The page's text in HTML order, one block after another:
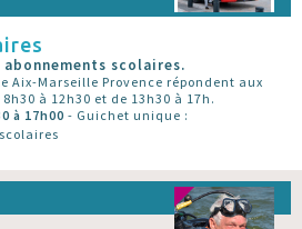
scolaires.
Aix-Marseille Provence répondent aux
à 12h30 et de 13h30 à 17h.
à 17h00 - Guichet unique :